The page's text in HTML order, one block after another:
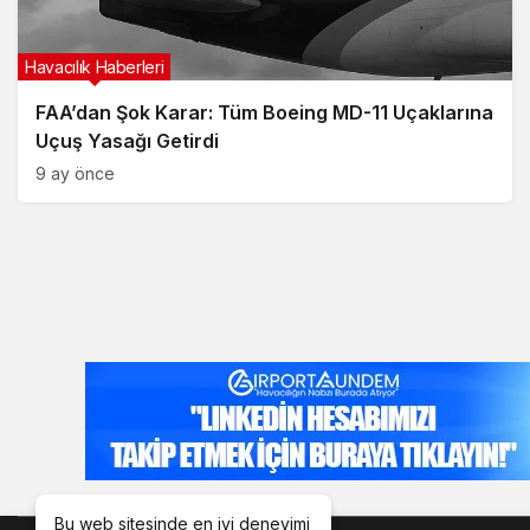
FAA’dan Şok Karar: Tüm Boeing MD-11 Uçaklarına
Uçuş Yasağı Getirdi
Havacılık Haberleri
9 ay önce
Bu web sitesinde en iyi deneyimi